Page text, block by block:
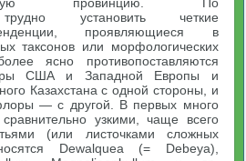
установить четкие
проявляющиеся в
таксонов или морфологических
ясно противопоставляются
США и Западной Европы и
Казахстана с одной стороны, и
— с другой. В первых много
узкими, чаще всего
(или листочками сложных
Dewalquea (= Debeya),